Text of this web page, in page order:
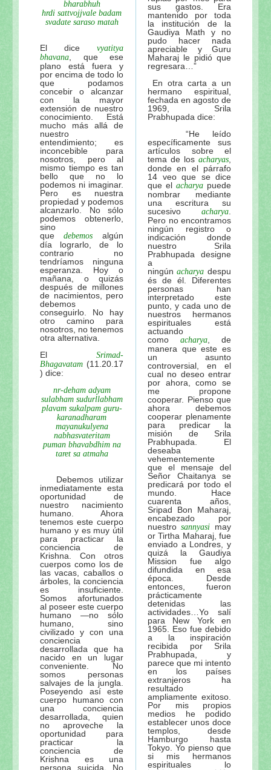
bharabhuh
hrdi sattvojjvale badam
svadate saraso matah
El dice vyatitya
bhavana , que ese
plano está fuera y
por encima de todo lo
que podamos
concebir o alcanzar
con la mayor
extensión de nuestro
conocimiento. Está
mucho más allá de
nuestro
entendimiento; es
inconcebible para
nosotros, pero al
mismo tiempo es tan
bello que no lo
podemos ni imaginar.
Pero es nuestra
propiedad y podemos
alcanzarlo. No sólo
podemos obtenerlo,
sino
que debemos algún
día lograrlo, de lo
contrario no
tendríamos ninguna
esperanza. Hoy o
mañana, o quizás
después de millones
de nacimientos, pero
debemos
conseguirlo. No hay
otro camino para
nosotros, no tenemos
otra alternativa.
El Srimad-
Bhagavatam (11.20.17
) dice:
nr-deham adyam
sulabham sudurllabham
plavam sukalpam guru-
karanadharam
mayanukulyena
nabhasvateritam
puman bhavabdhim na
taret sa atmaha
Debemos utilizar
inmediatamente esta
oportunidad de
nuestro nacimiento
humano. Ahora
tenemos este cuerpo
humano y es muy útil
para practicar la
conciencia de
Krishna. Con otros
cuerpos como los de
las vacas, caballos o
árboles, la conciencia
es insuficiente.
Somos afortunados
al poseer este cuerpo
humano —no sólo
humano, sino
civilizado y con una
conciencia
desarrollada que ha
nacido en un lugar
conveniente. No
somos personas
salvajes de la jungla.
Poseyendo así este
cuerpo humano con
una conciencia
desarrollada, quien
no aproveche la
oportunidad para
practicar la
conciencia de
Krishna es una
persona suicida. No
sus gastos. Era
mantenido por toda
la institución de la
Gaudiya Math y no
pudo hacer nada
apreciable y Guru
Maharaj le pidió que
regresara…”
En otra carta a un
hermano espiritual,
fechada en agosto de
1969, Srila
Prabhupada dice:
“He leído
específicamente sus
artículos sobre el
tema de los acharyas
donde en el párrafo
14 veo que se dice
que el acharya puede
nombrar mediante
una escritura su
sucesivo acharya
Pero no encontramos
ningún registro o
indicación donde
nuestro Srila
Prabhupada designe
a
ningún acharya despu
és de él. Diferentes
personas han
interpretado este
punto, y cada uno de
nuestros hermanos
espirituales está
actuando
como acharya , de
manera que este es
un asunto
controversial, en el
cual no deseo entrar
por ahora, como se
me propone
cooperar. Pienso que
ahora debemos
cooperar plenamente
para predicar la
misión de Srila
Prabhupada. El
deseaba
vehementemente
que el mensaje del
Señor Chaitanya se
predicará por todo el
mundo. Hace
cuarenta años,
Sripad Bon Maharaj,
encabezado por
nuestro sannyasi may
or Tirtha Maharaj, fue
enviado a Londres, y
quizá la Gaudiya
Mission fue algo
difundida en esa
época. Desde
entonces, fueron
prácticamente
detenidas las
actividades…Yo salí
para New York en
1965. Eso fue debido
a la inspiración
recibida por Srila
Prabhupada, y
parece que mi intento
en los países
extranjeros ha
resultado
ampliamente exitoso.
Por mis propios
medios he podido
establecer unos doce
templos, desde
Hamburgo hasta
Tokyo. Yo pienso que
si mis hermanos
espirituales lo